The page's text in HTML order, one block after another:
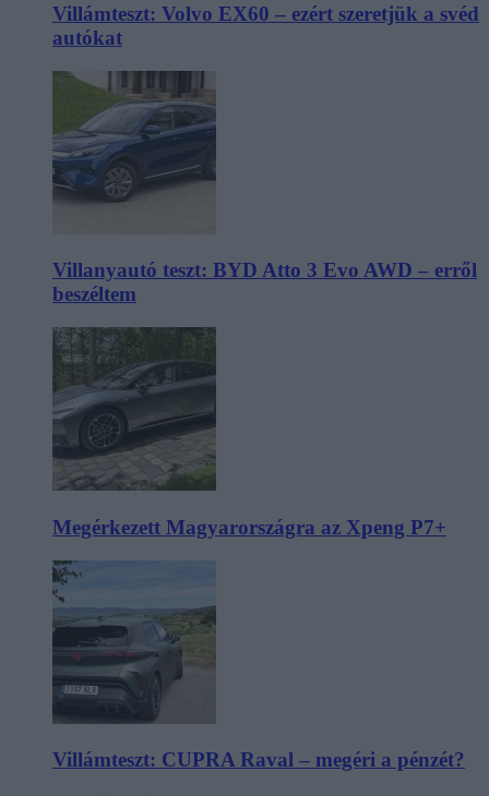
Villámteszt: Volvo EX60 – ezért szeretjük a svéd
autókat
Villanyautó teszt: BYD Atto 3 Evo AWD – erről
beszéltem
Megérkezett Magyarországra az Xpeng P7+
Villámteszt: CUPRA Raval – megéri a pénzét?